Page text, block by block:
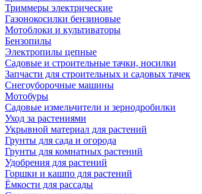
Триммеры электрические
Газонокосилки бензиновые
Мотоблоки и культиваторы
Бензопилы
Электропилы цепные
Садовые и строительные тачки, носилки
Запчасти для строительных и садовых тачек
Снегоуборочные машины
Мотобуры
Садовые измельчители и зернодробилки
Уход за растениями
Укрывной материал для растений
Грунты для сада и огорода
Грунты для комнатных растений
Удобрения для растений
Горшки и кашпо для растений
Ёмкости для рассады